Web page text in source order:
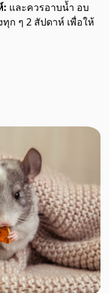
: และควรอาบน้ำ อบ
ก ๆ 2 สัปดาห์ เพื่อให้